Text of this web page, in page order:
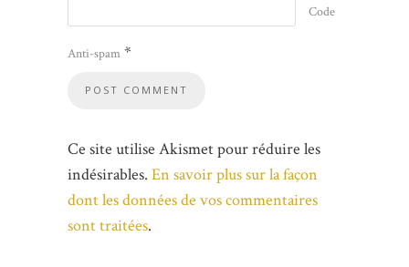
Code
Anti-spam *
Ce site utilise Akismet pour réduire les
indésirables. En savoir plus sur la façon
dont les données de vos commentaires
sont traitées.